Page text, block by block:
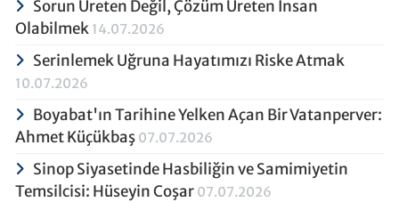
Sorun Üreten Değil, Çözüm Üreten İnsan
Olabilmek 14.07.2026
Serinlemek Uğruna Hayatımızı Riske Atmak
10.07.2026
Boyabat'ın Tarihine Yelken Açan Bir Vatanperver:
Ahmet Küçükbaş 07.07.2026
Sinop Siyasetinde Hasbiliğin ve Samimiyetin
Temsilcisi: Hüseyin Coşar 07.07.2026